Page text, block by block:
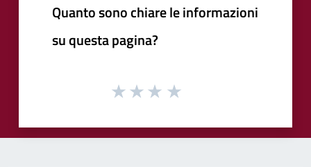
Quanto sono chiare le informazioni
su questa pagina?